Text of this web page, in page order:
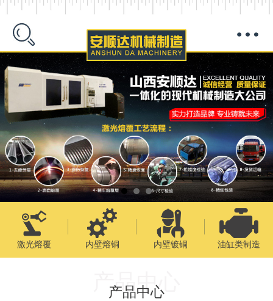
激光熔覆 内壁熔铜 内壁镀铜 油缸类制造
产品中心
产品中心